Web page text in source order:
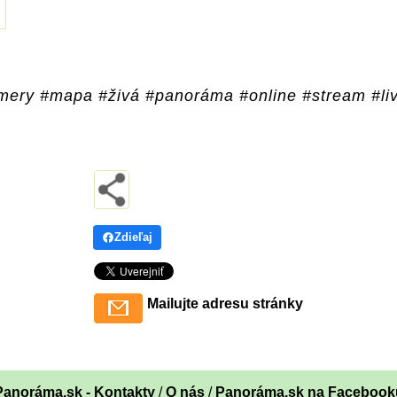
#mapa #živá #panoráma #online #stream
Zdieľaj
Mailujte adresu stránky
- Kontakty/O nás/ Panoráma.sk na